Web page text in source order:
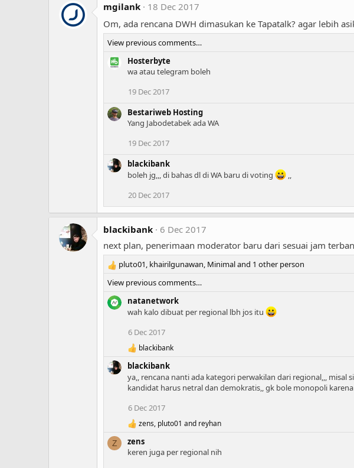
mgilank
18 Dec 2017
Om, ada rencana DWH dimasukan ke Tapatalk? agar lebih
View previous comments…
Hosterbyte
wa atau telegram boleh
19 Dec 2017
Bestariweb Hosting
Yang Jabodetabek ada WA
19 Dec 2017
blackibank
boleh jg,,, di bahas dl di WA baru di voting
,,
20 Dec 2017
blackibank
6 Dec 2017
next plan, penerimaan moderator baru dari sesuai jam
R
e
c
t
:
pluto01, khairilgunawan, Minimaland 1 other person
View previous comments…
natanetwork
wah kalo dibuat per regional lbh jos itu
6 Dec 2017
R
e
a
c
t
o
s
blackibank
blackibank
ya,, rencana nanti ada kategori perwakilan dari regional,,, misal
kandidat harus netral dan demokratis,, gk bole monopoli
6 Dec 2017
R
a
c
zens, pluto01 and reyhan
Z
zens
keren juga per regional nih